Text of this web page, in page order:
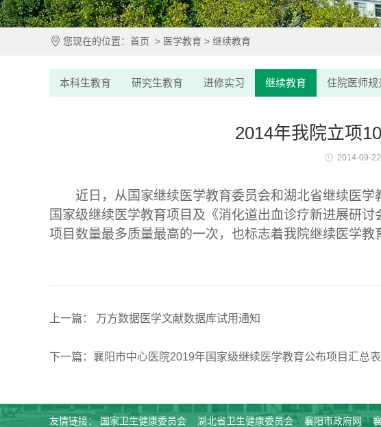
您现在的位置： 首页 > 医学教育 > 继续教育
本科生教育 研究生教育 进修实习 继续教育 住院医师规
2014年我院立项
2014-09-22
近日，从国家继续医学教育委员会和湖北省继续医
国家级继续医学教育项目及《消化道出血诊疗新进展研
项目数量最多质量最高的一次，也标志着我院继续医学教
上一篇： 万方数据医学文献数据库试用通知
下一篇：襄阳市中心医院2019年国家级继续医学教育公布项目汇总表
友情链接：国家卫生健康委员会 湖北省卫生健康委员会 襄阳市政府网